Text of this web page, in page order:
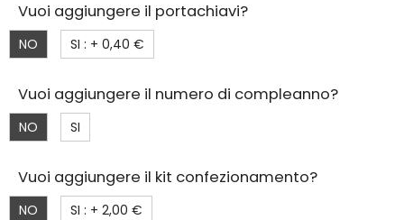
Vuoi aggiungere il portachiavi?
NO SI : + 0,40 €
Vuoi aggiungere il numero di compleanno?
NO SI
Vuoi aggiungere il kit confezionamento?
NO SI : + 2,00 €